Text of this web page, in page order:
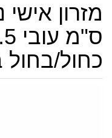
כחול/בחול